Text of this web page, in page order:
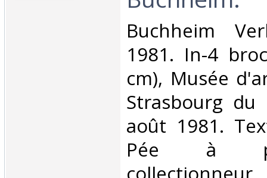
‎Buchheim
1981. In-4
cm), Musée
Strasbourg
août 1981.
Pée à